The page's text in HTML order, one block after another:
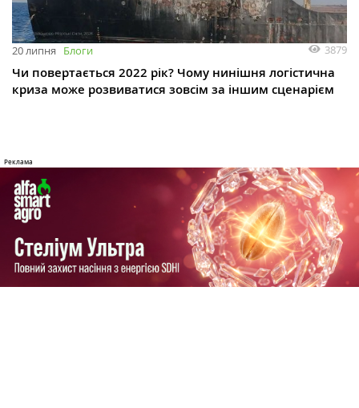
20 липня Блоги 3879
Чи повертається 2022 рік? Чому нинішня логістична
криза може розвиватися зовсім за іншим сценарієм